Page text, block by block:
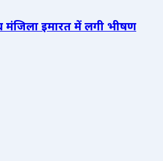
इमारत में लगी भीषण